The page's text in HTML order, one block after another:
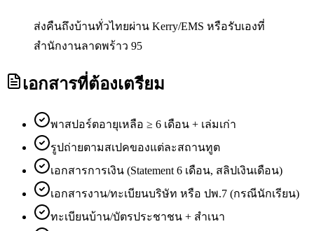
ส่งคืนถึงบ้านทั่วไทยผ่าน Kerry/EMS หรือรับเองที่
สำนักงานลาดพร้าว 95
เอกสารที่ต้องเตรียม
พาสปอร์ตอายุเหลือ ≥ 6 เดือน + เล่มเก่า
รูปถ่ายตามสเปคของแต่ละสถานทูต
เอกสารการเงิน (Statement 6 เดือน, สลิปเงินเดือน)
เอกสารงาน/ทะเบียนบริษัท หรือ ปพ.7 (กรณีนักเรียน)
ทะเบียนบ้าน/บัตรประชาชน + สำเนา